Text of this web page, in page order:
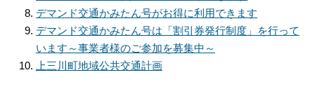
デマンド交通かみたん号がお得に利用できます
デマンド交通かみたん号は「割引券発行制度」を行って
います～事業者様のご参加を募集中～
上三川町地域公共交通計画